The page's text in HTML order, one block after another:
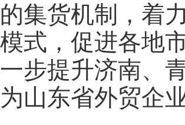
的集货机制，着
模式，促进各地
一步提升济南、
为山东省外贸企